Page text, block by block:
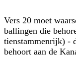
Vers 20 moet
ballingen die
tienstammenrijk) -
behoort aan de